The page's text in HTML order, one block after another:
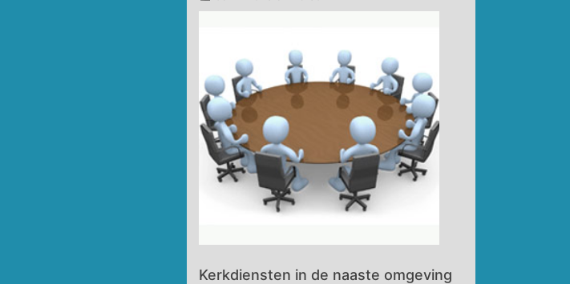
Kerkdiensten in de naaste omgeving